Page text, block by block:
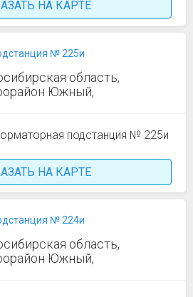
НА КАРТЕ
№ 225и
область,
Южный,
НА КАРТЕ
№ 224и
область,
Южный,